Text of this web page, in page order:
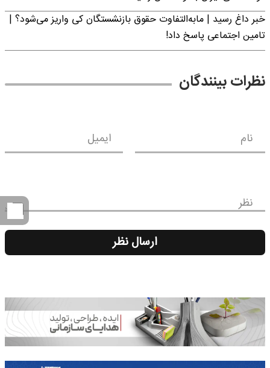
خبر داغ رسید | مابه‌التفاوت حقوق بازنشستگان کی واریز می‌شود؟ |
تامین اجتماعی پاسخ داد!
نظرات بینندگان
نام ایمیل
نظر
ارسال نظر